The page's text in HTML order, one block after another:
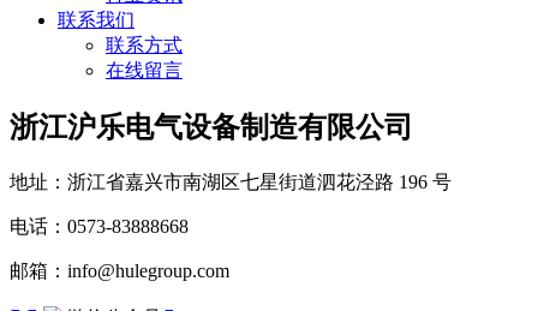
联系我们
联系方式
在线留言
浙江沪乐电气设备制造有限公司
地址：浙江省嘉兴市南湖区七星街道泗花泾路 196 号
电话：0573-83888668
邮箱：info@hulegroup.com